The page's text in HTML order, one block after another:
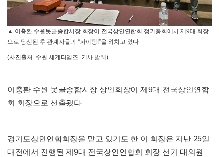
▲ 이충환 수원못골종합시장 회장이 전국상인연합회 정기총회에서 제9대 회장
으로 당선된 후 관계자들과 “파이팅!”을 외치고 있다
(사진출처: 수원 세계타임즈 기사 발췌)
이충환 수원 못골종합시장 상인회장이 제9대 전국상인연합
회 회장으로 선출됐다.
경기도상인연합회장을 맡고 있기도 한 이 회장은 지난 25일
대전에서 진행된 제9대 전국상인연합회 회장 선거 대의원